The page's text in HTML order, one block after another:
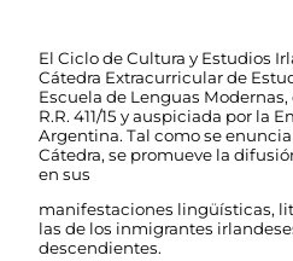
El Ciclo de Cultura y Estudios
Cátedra Extracurricular de
Escuela de Lenguas
R.R. 411/15 y auspiciada por la
Argentina. Tal como se
Cátedra, se promueve la
en sus
manifestaciones lingüísticas,
las de los inmigrantes
descendientes.